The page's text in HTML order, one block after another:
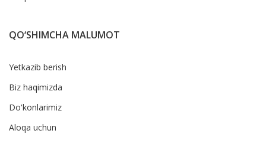
QO‘SHIMCHA MALUMOT
Yetkazib berish
Biz haqimizda
Do'konlarimiz
Aloqa uchun